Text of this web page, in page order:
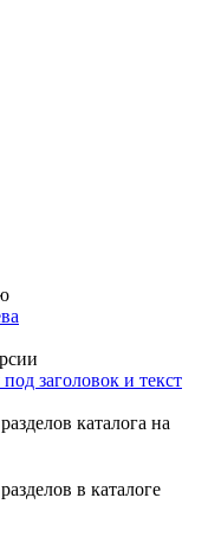
заголовок и текст
каталога на
в каталоге